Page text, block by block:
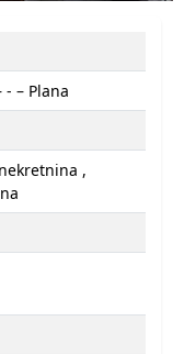
- – Plana
,